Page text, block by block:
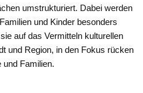
umstrukturiert. Dabei werden
und Kinder besonders
auf das Vermitteln kulturellen
und Region, in den Fokus rücken
und Familien.